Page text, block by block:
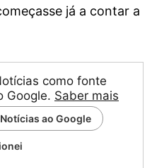
já a contar a
como fonte
Google. Saber mais
ao Google